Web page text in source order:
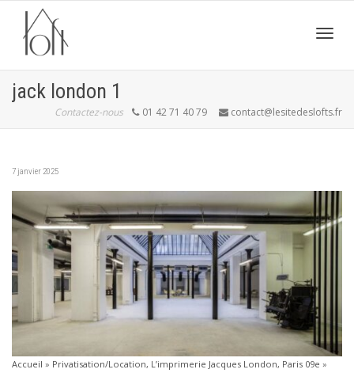
jack london 1
Contactez-nous 01 42 71 40 79 contact@lesitedeslofts.fr
7 janvier 2025
Accueil » Privatisation/Location, L’imprimerie Jacques London, Paris 09e »